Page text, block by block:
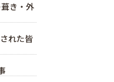
き・外
れた皆